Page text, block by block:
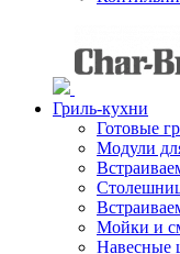
Гриль-кухни
Готовые
Модули
Мойки и
Навесные